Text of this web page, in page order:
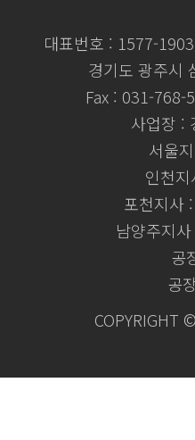
대표번호 : 1577-1903
경기도 광주시
Fax : 031-768-
사업장 :
서울
인천
포천지사
남양주지
공
공
COPYRIGHT